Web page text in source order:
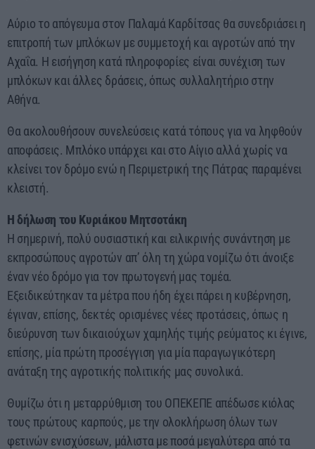
Αύριο το απόγευμα στον Παλαμά Καρδίτσας θα συνεδριάσει η
επιτροπή των μπλόκων με συμμετοχή και αγροτών από την
Αχαΐα. Η εισήγηση κατά πληροφορίες είναι συνέχιση των
μπλόκων και άλλες δράσεις, όπως συλλαλητήριο στην
Αθήνα.
Θα ακολουθήσουν συνελεύσεις κατά τόπους για να ληφθούν
αποφάσεις. Μπλόκο υπάρχει και στο Αίγιο αλλά χωρίς να
κλείνει τον δρόμο ενώ η Περιμετρική της Πάτρας παραμένει
κλειστή.
Η δήλωση του Κυριάκου Μητσοτάκη
Η σημερινή, πολύ ουσιαστική και ειλικρινής συνάντηση με
εκπροσώπους αγροτών απ’ όλη τη χώρα νομίζω ότι άνοιξε
έναν νέο δρόμο για τον πρωτογενή μας τομέα.
Εξειδικεύτηκαν τα μέτρα που ήδη έχει πάρει η κυβέρνηση,
έγιναν, επίσης, δεκτές ορισμένες νέες προτάσεις, όπως η
διεύρυνση των δικαιούχων χαμηλής τιμής ρεύματος κι έγινε,
επίσης, μία πρώτη προσέγγιση για μία παραγωγικότερη
ανάταξη της αγροτικής πολιτικής μας συνολικά.
Θυμίζω ότι η μεταρρύθμιση του ΟΠΕΚΕΠΕ απέδωσε κιόλας
τους πρώτους καρπούς, με την ολοκλήρωση όλων των
φετινών ενισχύσεων, μάλιστα με ποσά μεγαλύτερα από τα